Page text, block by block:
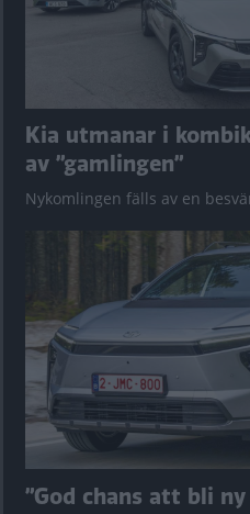
Kia utmanar i
av ”gamlingen”
Nykomlingen fälls av en
”God chans att bli